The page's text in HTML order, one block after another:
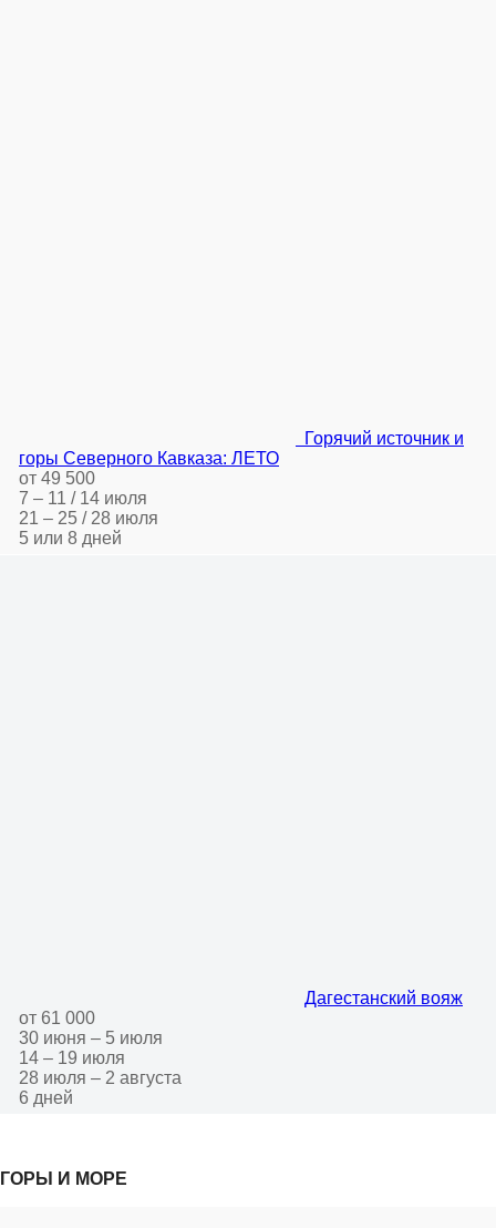
Горячий источник и
горы Северного Кавказа: ЛЕТО
от 49 500
7 – 11 / 14 июля
21 – 25 / 28 июля
5 или 8 дней
Дагестанский вояж
от 61 000
30 июня – 5 июля
14 – 19 июля
28 июля – 2 августа
6 дней
ГОРЫ И МОРЕ